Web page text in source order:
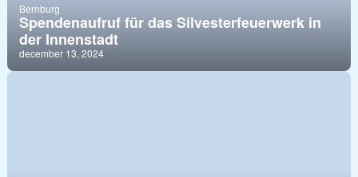
Bernburg
Spendenaufruf für das Silvesterfeuerwerk in
der Innenstadt
december 13, 2024